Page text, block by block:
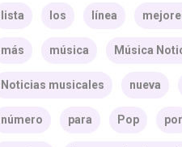
lista los línea
más música Música
Noticias musicales nueva
número para Pop por